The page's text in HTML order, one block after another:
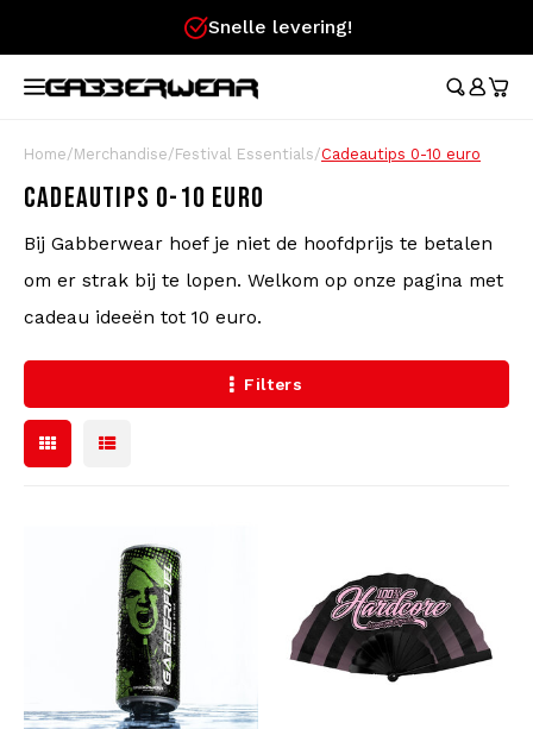
Hoofdmenu / kleding
Trainingspakken
T-Shirts
Korte Broeken
Broeken
Longsleeves
Bomberjacks
Sweaters & Hoodies
Polo's
broeken /
broeken /
Hoofdmenu / merchandise
Festival Essentials
Heuptassen
Vlaggen
Waaiers
Polsbandjes
Hoofdmenu
Nederlands
Deutsch
English
Snelle levering!
Home/Merchandise/Festival Essentials/Cadeautips 0-10 euro
CADEAUTIPS 0-10 EURO
Bij Gabberwear hoef je niet de hoofdprijs te betalen
om er strak bij te lopen. Welkom op onze pagina met
cadeau ideeën tot 10 euro.
Filters